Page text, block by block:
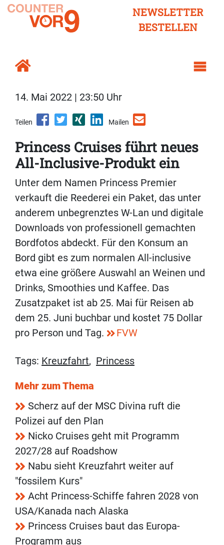
NEWSLETTER
BESTELLEN
14. Mai 2022 | 23:50 Uhr
Teilen Mailen
Princess Cruises führt neues
All-Inclusive-Produkt ein
Unter dem Namen Princess Premier
verkauft die Reederei ein Paket, das unter
anderem unbegrenztes W-Lan und digitale
Downloads von professionell gemachten
Bordfotos abdeckt. Für den Konsum an
Bord gibt es zum normalen All-inclusive
etwa eine größere Auswahl an Weinen und
Drinks, Smoothies und Kaffee. Das
Zusatzpaket ist ab 25. Mai für Reisen ab
dem 25. Juni buchbar und kostet 75 Dollar
pro Person und Tag.
FVW
Tags: Kreuzfahrt, Princess
Mehr zum Thema
Scherz auf der MSC Divina ruft die
Polizei auf den Plan
Nicko Cruises geht mit Programm
2027/28 auf Roadshow
Nabu sieht Kreuzfahrt weiter auf
"fossilem Kurs"
Acht Princess-Schiffe fahren 2028 von
USA/Kanada nach Alaska
Princess Cruises baut das Europa-
Programm aus